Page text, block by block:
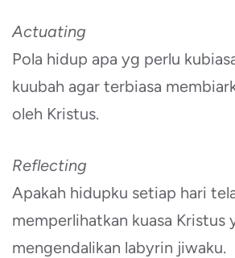
Actuating
Pola hidup apa yg perlu
kuubah agar terbiasa
oleh Kristus.
Reflecting
Apakah hidupku setiap hari
memperlihatkan kuasa Kristus
mengendalikan labyrin jiwaku.